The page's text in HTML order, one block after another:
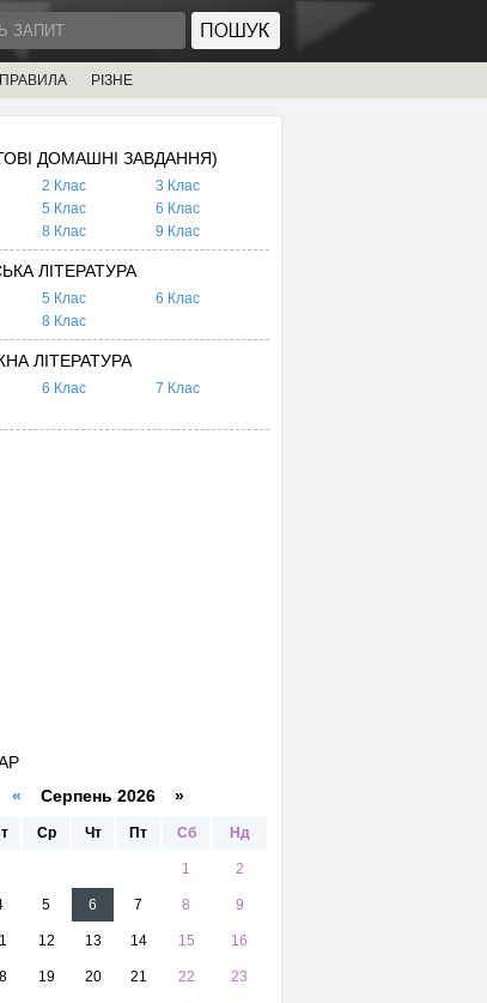
ПРАВИЛА РІЗНЕ
ДОМАШНІ ЗАВДАННЯ)
2 Клас
3 Клас
5 Клас
6 Клас
8 Клас 9 Клас
ЛІТЕРАТУРА
5 Клас
6 Клас
8 Клас
ЛІТЕРАТУРА
6 Клас
7 Клас
« Серпень 2026 »
Ср Чт Пт Сб Нд
1 2
5 6 7 8 9
12 13 14 15 16
19 20 21 22 23